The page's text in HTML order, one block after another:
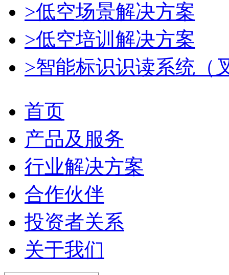
>低空场景解决方案
>低空培训解决方案
>智能标识识读系统（
首页
产品及服务
行业解决方案
合作伙伴
投资者关系
关于我们